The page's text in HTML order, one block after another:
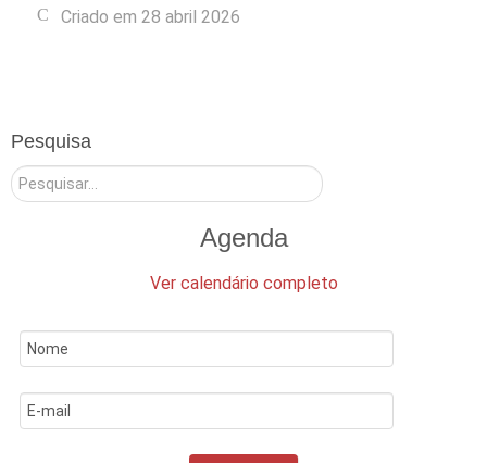
Pesquisa
Pesquisar
Agenda
Ver calendário completo
Criado em 28 abril 2026